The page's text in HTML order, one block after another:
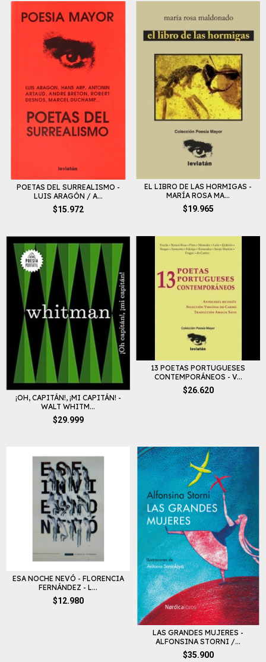
POETAS DEL SURREALISMO -
LUIS ARAGÓN / A...
$15.972
EL LIBRO DE LAS HORMIGAS -
MARÍA ROSA MA...
$19.965
¡OH, CAPITÁN!, ¡MI CAPITÁN! -
WALT WHITM...
$29.999
13 POETAS PORTUGUESES
CONTEMPORÁNEOS - V...
$26.620
ESA NOCHE NEVÓ - FLORENCIA
FERNÁNDEZ - L...
$12.980
LAS GRANDES MUJERES -
ALFONSINA STORNI /...
$35.900